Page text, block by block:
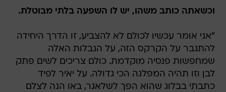
וכשאתה כותב משהו, יש לו השפעה בלתי מבוטלת.
"אני אומר עכשיו לכולם לא להצביע, זו הדרך היחידה
להתגבר על הקרקס הזה, על הנבלות האלה
שמחפשות פנסיה מוקדמת. כולם צריכים לשים פתק
לבן וזו תהיה המפלגה הכי גדולה. על יאיר לפיד
כתבתי בבלוג שהוא הפך לשלאגר, באו הנה לצלם